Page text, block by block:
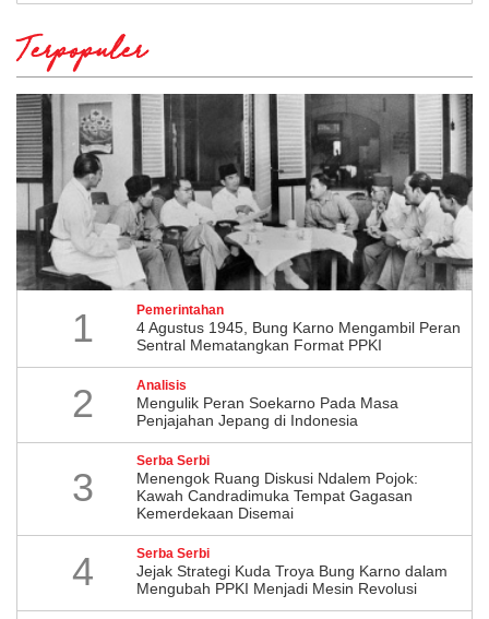
Terpopuler
1 Pemerintahan
4 Agustus 1945, Bung Karno Mengambil Peran
Sentral Mematangkan Format PPKI
2 Analisis
Mengulik Peran Soekarno Pada Masa
Penjajahan Jepang di Indonesia
3
Serba Serbi
Menengok Ruang Diskusi Ndalem Pojok:
Kawah Candradimuka Tempat Gagasan
Kemerdekaan Disemai
4 Serba Serbi
Jejak Strategi Kuda Troya Bung Karno dalam
Mengubah PPKI Menjadi Mesin Revolusi